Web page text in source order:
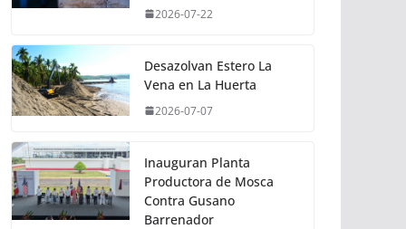
2026-07-22
Desazolvan Estero La
Vena en La Huerta
2026-07-07
Inauguran Planta
Productora de Mosca
Contra Gusano
Barrenador